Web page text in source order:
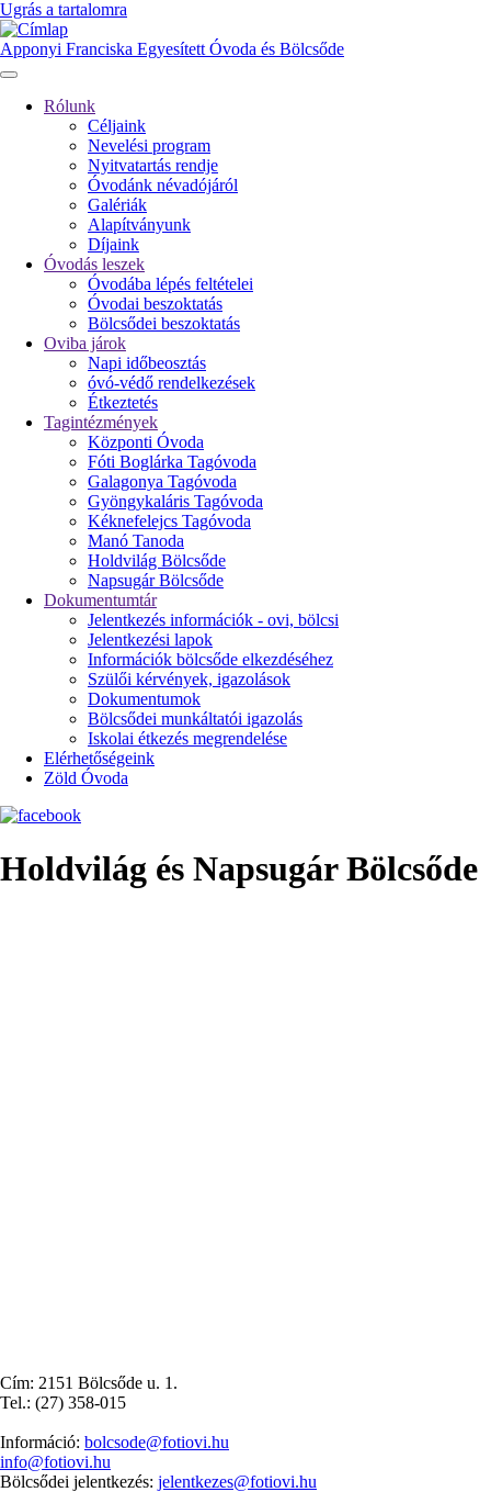
Ugrás a tartalomra
Apponyi Franciska Egyesített Óvoda és Bölcsőde
navigáció
Rólunk
Céljaink
Nevelési program
Nyitvatartás rendje
Óvodánk névadójáról
Galériák
Alapítványunk
Díjaink
Óvodás leszek
Óvodába lépés feltételei
Óvodai beszoktatás
Bölcsődei beszoktatás
Oviba járok
Napi időbeosztás
óvó-védő rendelkezések
Étkeztetés
Tagintézmények
Központi Óvoda
Fóti Boglárka Tagóvoda
Galagonya Tagóvoda
Gyöngykaláris Tagóvoda
Kéknefelejcs Tagóvoda
Manó Tanoda
Holdvilág Bölcsőde
Napsugár Bölcsőde
Dokumentumtár
Jelentkezés információk - ovi, bölcsi
Jelentkezési lapok
Információk bölcsőde elkezdéséhez
Szülői kérvények, igazolások
Dokumentumok
Bölcsődei munkáltatói igazolás
Iskolai étkezés megrendelése
Elérhetőségeink
Zöld Óvoda
Holdvilág és Napsugár Bölcsőde
Cím: 2151 Bölcsőde u. 1.
Tel.: (27) 358-015
Információ: bolcsode@fotiovi.hu
info@fotiovi.hu
Bölcsődei jelentkezés: jelentkezes@fotiovi.hu